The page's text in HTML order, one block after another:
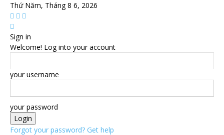
Thứ Năm, Tháng 8 6, 2026
Sign in
Welcome! Log into your account
your username
your password
Forgot your password? Get help